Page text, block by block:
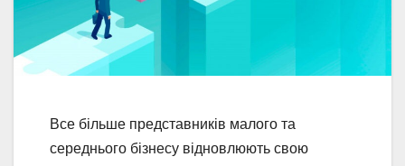
Все більше представників малого та
середнього бізнесу відновлюють свою